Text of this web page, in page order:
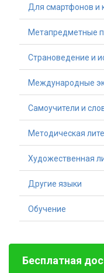
Для смартфонов и
Метапредметные
Страноведение и
Международные
Самоучители и
Методическая
Художественная
Другие языки
Обучение
Бесплатная